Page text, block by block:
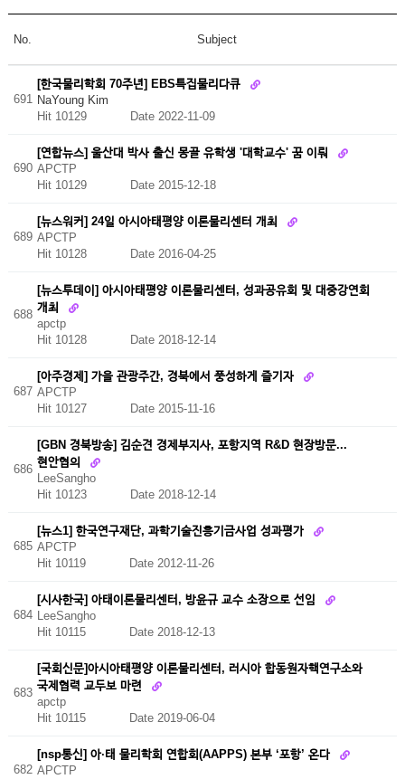
No. Subject
691
[한국물리학회 70주년] EBS특집물리다큐
NaYoung Kim
Hit 10129
Date 2022-11-09
690
[연합뉴스] 울산대 박사 출신 몽골 유학생 '대학교수' 꿈 이뤄
APCTP
Hit 10129
Date 2015-12-18
689
[뉴스워커] 24일 아시아태평양 이론물리센터 개최
APCTP
Hit 10128
Date 2016-04-25
688
[뉴스투데이] 아시아태평양 이론물리센터, 성과공유회 및 대중강연회
개최
apctp
Hit 10128 Date 2018-12-14
687
[아주경제] 가을 관광주간, 경북에서 풍성하게 즐기자
APCTP
Hit 10127
Date 2015-11-16
686
[GBN 경북방송] 김순견 경제부지사, 포항지역 R&D 현장방문...
현안협의
LeeSangho
Hit 10123 Date 2018-12-14
685
[뉴스1] 한국연구재단, 과학기술진흥기금사업 성과평가
APCTP
Hit 10119
Date 2012-11-26
684
[시사한국] 아태이론물리센터, 방윤규 교수 소장으로 선임
LeeSangho
Hit 10115
Date 2018-12-13
683
[국회신문]아시아태평양 이론물리센터, 러시아 합동원자핵연구소와
국제협력 교두보 마련
apctp
Hit 10115 Date 2019-06-04
682
[nsp통신] 아·태 물리학회 연합회(AAPPS) 본부 ‘포항’ 온다
APCTP